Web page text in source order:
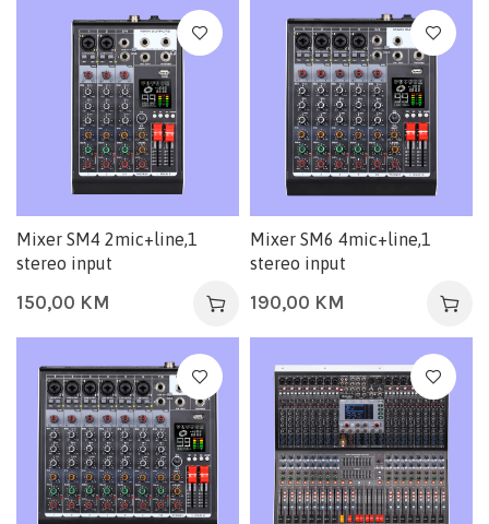
Mixer SM4 2mic+line,1
stereo input
150,00 KM
Mixer SM6 4mic+line,1
stereo input
190,00 KM